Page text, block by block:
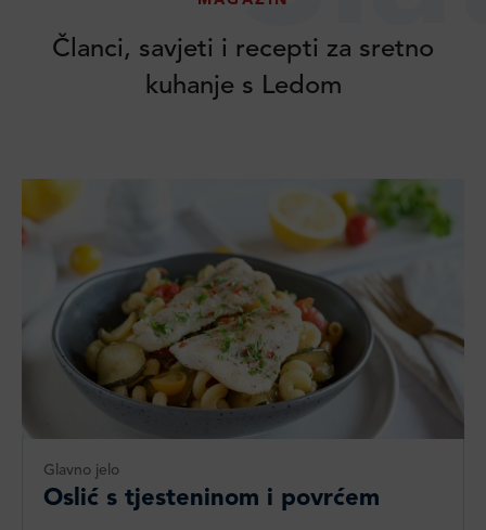
Članci, savjeti i recepti za sretno
kuhanje s Ledom
Glavno jelo
Oslić s tjesteninom i povrćem